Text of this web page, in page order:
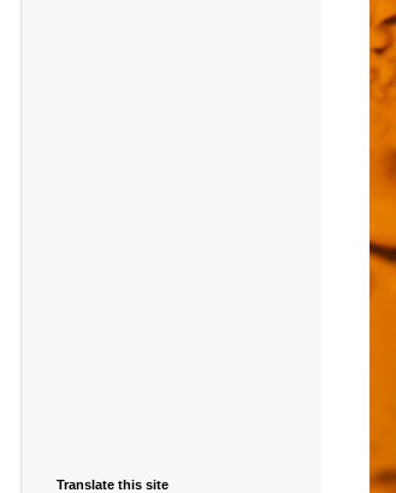
Translate this site